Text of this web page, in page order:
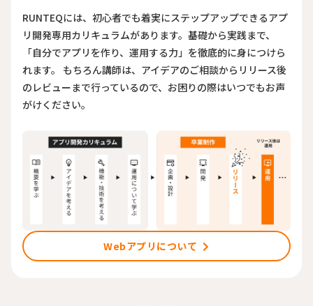
RUNTEQには、初心者でも着実にステップアップできるアプ
リ開発専用カリキュラムがあります。基礎から実践まで、
「自分でアプリを作り、運用する力」を徹底的に身につけら
れます。 もちろん講師は、アイデアのご相談からリリース後
のレビューまで行っているので、お困りの際はいつでもお声
がけください。
Webアプリについて